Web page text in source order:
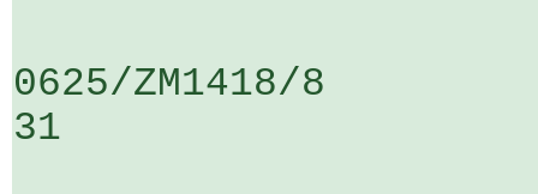
0625/ZM1418/8
31